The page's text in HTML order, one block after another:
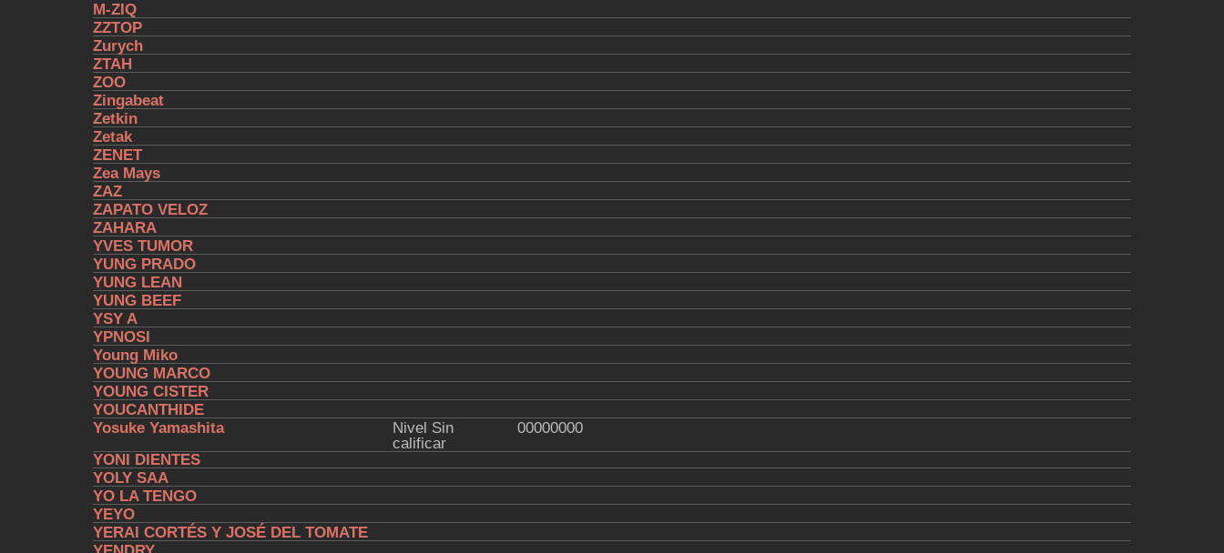
Μ-ZIQ
ZZTOP
Zurych
ZTAH
ZOO
Zingabeat
Zetkin
Zetak
ZENET
Zea Mays
ZAZ
ZAPATO VELOZ
ZAHARA
YVES TUMOR
YUNG PRADO
YUNG LEAN
YUNG BEEF
YSY A
YPNOSI
Young Miko
YOUNG MARCO
YOUNG CISTER
YOUCANTHIDE
Yosuke Yamashita
Nivel Sin
calificar
00000000
YONI DIENTES
YOLY SAA
YO LA TENGO
YEYO
YERAI CORTÉS Y JOSÉ DEL TOMATE